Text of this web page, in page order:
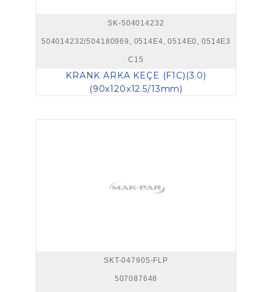
SK-504014232
504014232/504180969, 0514E4, 0514E0, 0514E3
C15
KRANK ARKA KEÇE (F1C)(3.0)
(90x120x12.5/13mm)
SKT-047905-FLP
507087648